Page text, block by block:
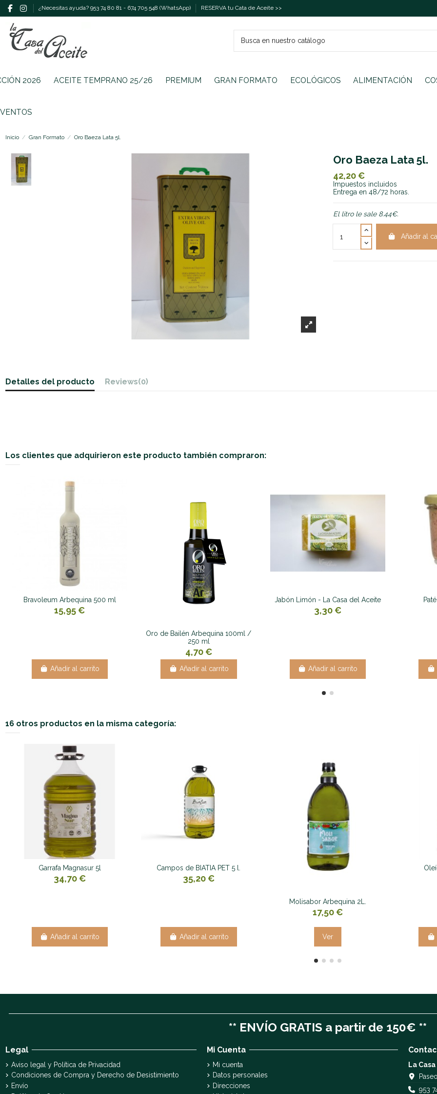
¿Necesitas ayuda? 953 74 80 81 - 674 705 548 (WhatsApp) RESERVA tu Cata de Aceite >>
2026 ACEITE TEMPRANO 25/26 PREMIUM GRAN FORMATO ECOLÓGICOS ALIMENTACIÓN
Inicio Gran Formato Oro Baeza Lata 5l.
Oro Baeza Lata 5l.
42,20 €
Impuestos incluidos
Entrega en 48/72 horas.
El litro le sale 8.44€.
Añadir al
Detalles del producto Reviews(0)
Los clientes que adquirieron este producto también compraron:
Bravoleum Arbequina 500 ml
15,95 €
Añadir al carrito
Oro de Bailén Arbequina 100ml /
250 ml
4,70 €
Añadir al carrito
Jabón Limón - La Casa del Aceite
3,30 €
Añadir al carrito
16 otros productos en la misma categoría:
Garrafa Magnasur 5l
34,70 €
Añadir al carrito
Campos de BIATIA PET 5 l.
35,20 €
Añadir al carrito
Molisabor Arbequina 2L.
17,50 €
Ver
** ENVÍO GRATIS a partir de 150€ **
Legal
Aviso legal y Política de Privacidad
Condiciones de Compra y Derecho de Desistimiento
Envío
Mi Cuenta
Mi cuenta
Datos personales
Direcciones
La
953